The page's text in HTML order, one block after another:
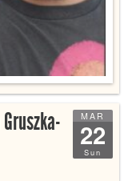
MAR
22
Sun